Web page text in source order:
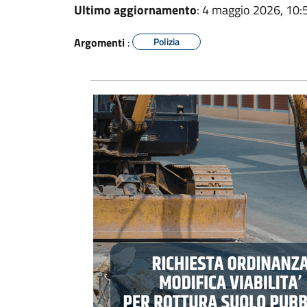
Ultimo aggiornamento: 4 maggio 2026,
Argomenti : Polizia